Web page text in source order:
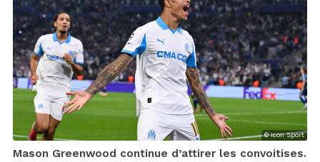
© Icon Sport
Mason Greenwood continue d’attirer les convoitises.